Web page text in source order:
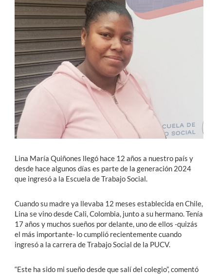
Postgrado
Formación Continua
Estudiantes
Académicos
Funcionarios
Alumni
Lina María Quiñones llegó hace 12 años a nuestro país y
desde hace algunos días es parte de la generación 2024
que ingresó a la Escuela de Trabajo Social.
Cuando su madre ya llevaba 12 meses establecida en Chile,
Lina se vino desde Cali, Colombia, junto a su hermano. Tenía
17 años y muchos sueños por delante, uno de ellos -quizás
el más importante- lo cumplió recientemente cuando
ingresó a la carrera de Trabajo Social de la PUCV.
“Este ha sido mi sueño desde que salí del colegio”, comentó